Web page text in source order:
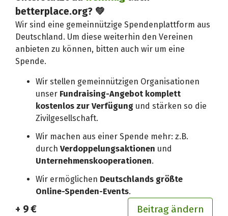
betterplace.org? 💚
Wir sind eine gemeinnützige Spendenplattform aus
Deutschland. Um diese weiterhin den Vereinen
anbieten zu können, bitten auch wir um eine
Spende.
Wir stellen gemeinnützigen Organisationen
unser Fundraising-Angebot komplett
kostenlos zur Verfügung und stärken so die
Zivilgesellschaft.
Wir machen aus einer Spende mehr: z.B.
durchVerdoppelungsaktionen und
Unternehmenskooperationen.
Wir ermöglichen Deutschlands größte
Online-Spenden-Events.
+ 9 € Beitrag ändern